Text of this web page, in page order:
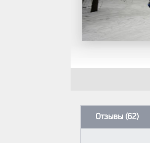
Отзывы (62)